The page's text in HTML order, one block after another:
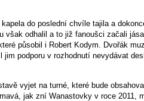
do poslední chvíle tajila a
však odhalil a to již fanoušci začali
působil i Robert Kodym. Dvořák
podporu v rozhodnutí nevydávat
vyjet na turné, které bude
jak zní Wanastovky v roce 2011,